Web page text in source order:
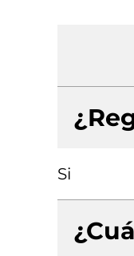
Si